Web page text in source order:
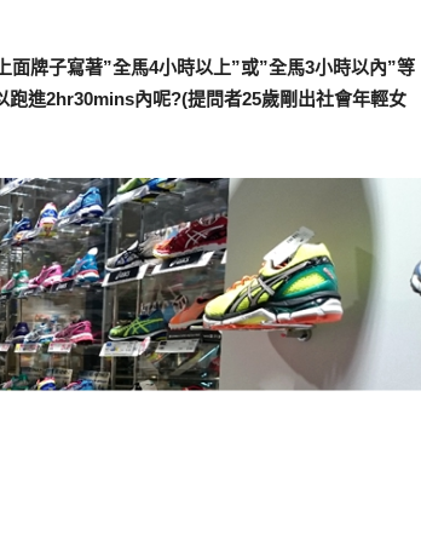
牌子寫著”全馬4小時以上”或”全馬3小時以內”等
進2hr30mins內呢?(提問者25歲剛出社會年輕女